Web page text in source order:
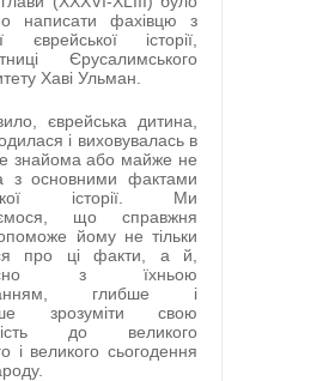
написати фахівцю з
єврейської історії,
Єрусалимського
Хаві Ульман.
єврейська дитина,
і виховувалась в
знайома або майже не
з основними фактами
історії. Ми
що справжня
йому не тільки
про ці факти, а й,
з їхньою
глибше і
зрозуміти свою
до великого
і великого сьогодення